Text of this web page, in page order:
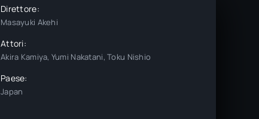
Direttore:
Masayuki Akehi
Attori:
Akira Kamiya, Yumi Nakatani, Toku Nishio
Paese:
Japan